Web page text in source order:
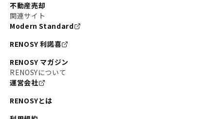
不動産売却
関連サイト
Modern Standard
RENOSY 利諾喜
RENOSY マガジン
RENOSYについて
運営会社
RENOSYとは